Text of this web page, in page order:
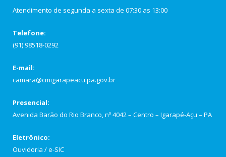
Atendimento de segunda a sexta de 07:30 as 13:00
Telefone:
(91) 98518-0292
E-mail:
camara@cmigarapeacu.pa.gov.br
Presencial:
Avenida Barão do Rio Branco, nº 4042 – Centro – Igarapé-Açu – PA
Eletrônico:
Ouvidoria /e-SIC